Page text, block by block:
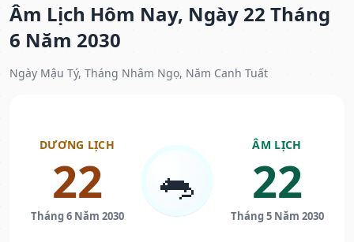
Âm Lịch Hôm Nay, Ngày 22 Tháng
6 Năm 2030
Ngày Mậu Tý, Tháng Nhâm Ngọ, Năm Canh Tuất
DƯƠNG LỊCH
22
Tháng 6 Năm 2030
🐀
ÂM LỊCH
22
Tháng 5 Năm 2030